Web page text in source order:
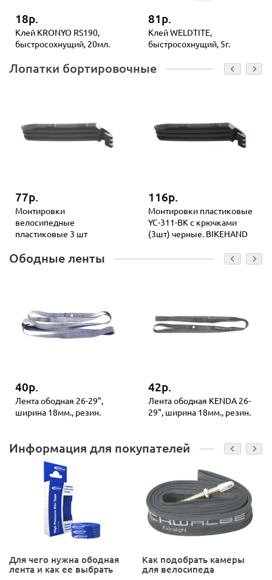
18р.
Клей KRONYO RS190,
быстросохнущий, 20мл.
81р.
Клей WELDTITE,
быстросохнущий, 5г.
Лопатки бортировочные
77р.
Монтировки
велосипедные
пластиковые 3 шт
116р.
Монтировки пластиковые
YC-311-BK с крючками
(3шт) черные. BIKEHAND
Ободные ленты
40р.
Лента ободная 26-29",
ширина 18мм., резин.
42р.
Лента ободная KENDA 26-
29", ширина 18мм., резин.
Информация для покупателей
Для чего нужна ободная
лента и как ее выбрать
Как подобрать камеры
для велосипеда